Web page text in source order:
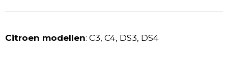
Citroen modellen: C3, C4, DS3, DS4